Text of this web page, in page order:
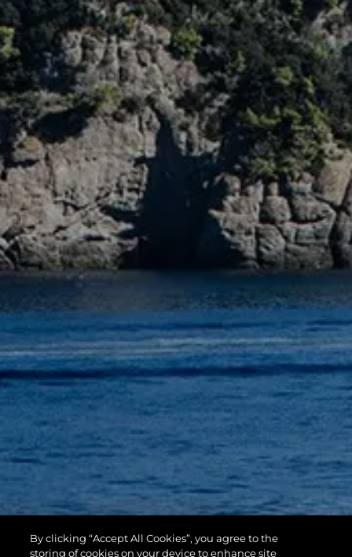
By clicking “Accept All Cookies”, you agree to the
storing of cookies on your device to enhance site